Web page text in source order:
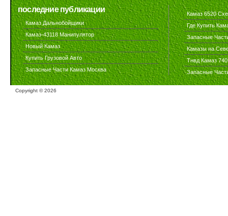
последние публикации
Камаз Дальнобойщики
Камаз-43118 Манипулятор
Новый Камаз
Купить Грузовой Авто
Запасные Части Камаз Москва
Камаз 6520
Где Купить
Запасные
Камазы на
Тнвд Камаз 740
Запасные
Copyright ©2026